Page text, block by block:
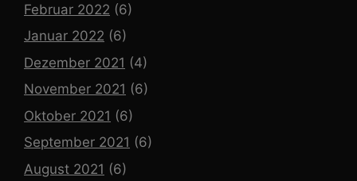
Februar 2022 (6)
Januar 2022 (6)
Dezember 2021 (4)
November 2021 (6)
Oktober 2021 (6)
September 2021 (6)
August 2021 (6)